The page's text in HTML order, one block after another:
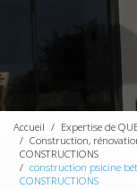
Accueil
Expertise de
Construction,
CONSTRUCTIONS
construction psicine
CONSTRUCTIONS